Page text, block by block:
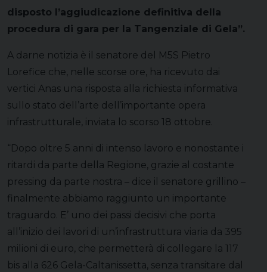
disposto l’aggiudicazione definitiva della
procedura di gara per la Tangenziale di Gela”.
A darne notizia è il senatore del M5S Pietro
Lorefice che, nelle scorse ore, ha ricevuto dai
vertici Anas una risposta alla richiesta informativa
sullo stato dell’arte dell’importante opera
infrastrutturale, inviata lo scorso 18 ottobre.
“Dopo oltre 5 anni di intenso lavoro e nonostante i
ritardi da parte della Regione, grazie al costante
pressing da parte nostra – dice il senatore grillino –
finalmente abbiamo raggiunto un importante
traguardo. E’ uno dei passi decisivi che porta
all’inizio dei lavori di un’infrastruttura viaria da 395
milioni di euro, che permetterà di collegare la 117
bis alla 626 Gela-Caltanissetta, senza transitare dal